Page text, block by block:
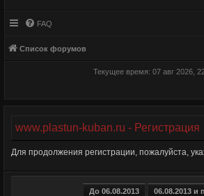
FAQ
Список форумов
Текущее время: 07 авг 2026,
www.plastun-kuban.ru - Регистрация
Для продолжения регистрации, пожалуйста,